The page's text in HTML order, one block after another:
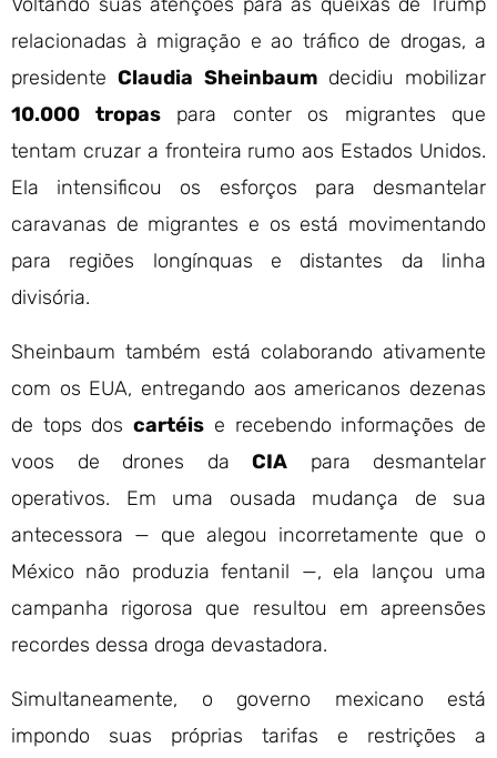
relacionadas à migração e ao tráfico de drogas, a
presidenteClaudia Sheinbaumdecidiu mobilizar
10.000 tropaspara conter os migrantes que
tentam cruzar a fronteira rumo aos Estados Unidos.
Ela intensificou os esforços para desmantelar
caravanas de migrantes e os está movimentando
para regiões longínquas e distantes da linha
divisória.
Sheinbaum também está colaborando ativamente
com os EUA, entregando aos americanos dezenas
de tops doscartéis e recebendo informações de
voos de drones da CIA para desmantelar
operativos. Em uma ousada mudança de sua
antecessora — que alegou incorretamente que o
México não produzia fentanil —, ela lançou uma
campanha rigorosa que resultou em apreensões
recordes dessa droga devastadora.
Simultaneamente, o governo mexicano está
impondo suas próprias tarifas e restrições a